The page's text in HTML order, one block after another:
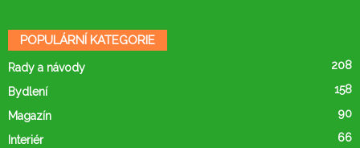
POPULÁRNÍ KATEGORIE
Rady a návody 208
Bydlení 158
Magazín 90
Interiér 66